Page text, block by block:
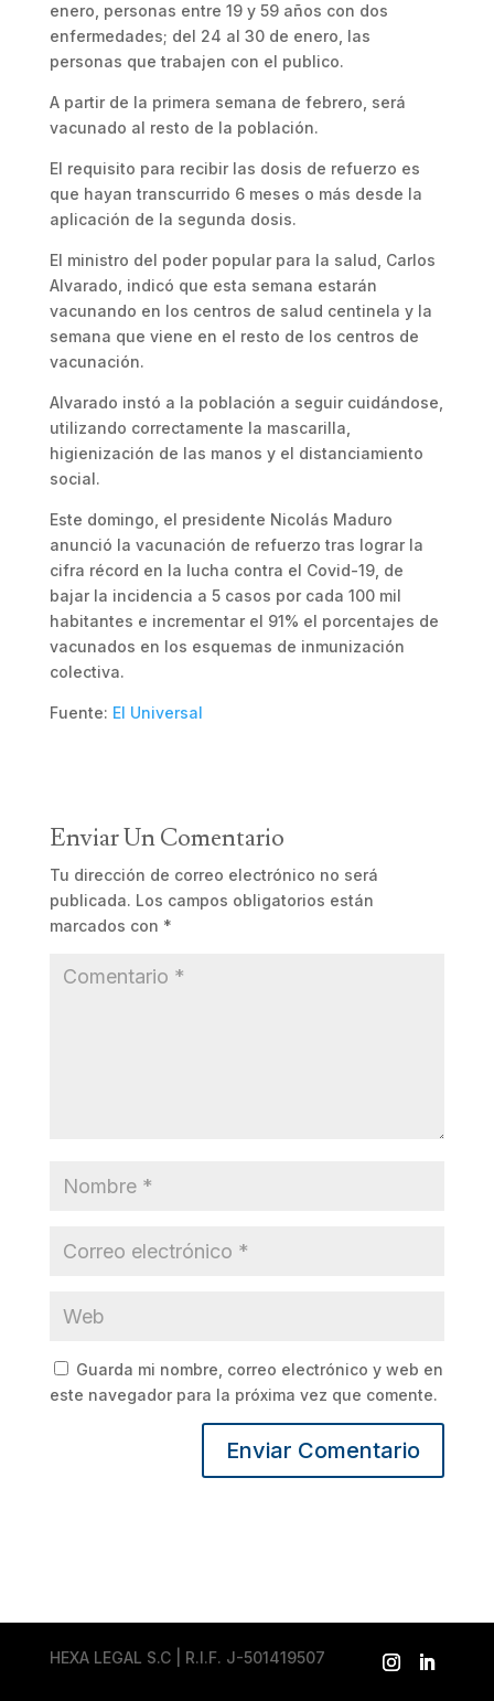
enero, personas entre 19 y 59 años con dos
enfermedades; del 24 al 30 de enero, las
personas que trabajen con el publico.
A partir de la primera semana de febrero, será
vacunado al resto de la población.
El requisito para recibir las dosis de refuerzo es
que hayan transcurrido 6 meses o más desde la
aplicación de la segunda dosis.
El ministro del poder popular para la salud, Carlos
Alvarado, indicó que esta semana estarán
vacunando en los centros de salud centinela y la
semana que viene en el resto de los centros de
vacunación.
Alvarado instó a la población a seguir cuidándose,
utilizando correctamente la mascarilla,
higienización de las manos y el distanciamiento
social.
Este domingo, el presidente Nicolás Maduro
anunció la vacunación de refuerzo tras lograr la
cifra récord en la lucha contra el Covid-19, de
bajar la incidencia a 5 casos por cada 100 mil
habitantes e incrementar el 91% el porcentajes de
vacunados en los esquemas de inmunización
colectiva.
Fuente: El Universal
Enviar Un Comentario
Tu dirección de correo electrónico no será
publicada. Los campos obligatorios están
marcados con *
Guarda mi nombre, correo electrónico y web en
este navegador para la próxima vez que comente.
HEXA LEGAL S.C | R.I.F. J-501419507